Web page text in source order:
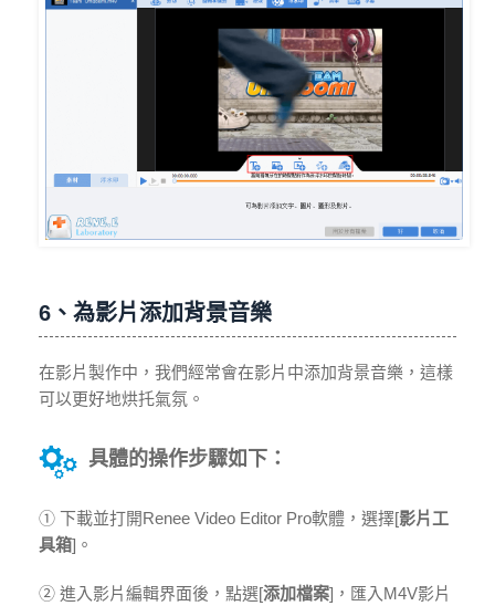
6、為影片添加背景音樂
在影片製作中，我們經常會在影片中添加背景音樂，這樣
可以更好地烘托氣氛。
具體的操作步驟如下：
① 下載並打開Renee Video Editor Pro軟體，選擇[影片工
具箱]。
② 進入影片編輯界面後，點選[添加檔案]，匯入M4V影片